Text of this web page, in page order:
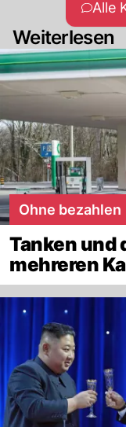
Alle
Weiterlesen
Ohne bezahlen
Tanken und
mehreren